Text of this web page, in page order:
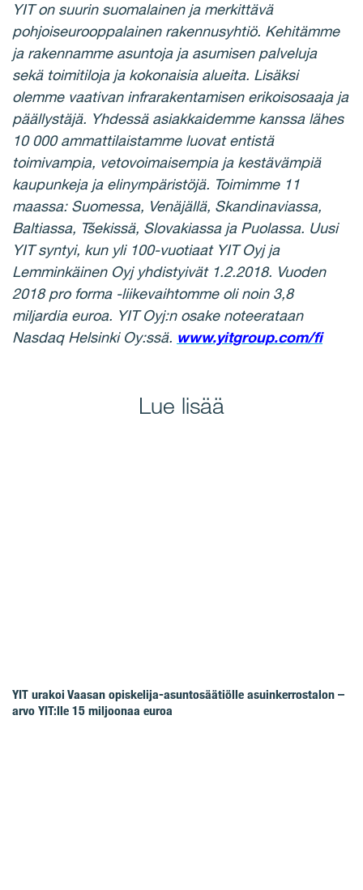
YIT on suurin suomalainen ja merkittävä
pohjoiseurooppalainen rakennusyhtiö. Kehitämme
ja rakennamme asuntoja ja asumisen palveluja
sekätoimitiloja ja kokonaisia alueita. Lisäksi
olemme vaativan infrarakentamisen erikoisosaaja ja
päällystäjä. Yhdessäasiakkaidemme kanssa lähes
10 000 ammattilaistamme luovat entistä
toimivampia, vetovoimaisempia ja kestävämpiä
kaupunkeja ja elinympäristöjä. Toimimme 11
maassa: Suomessa, Venäjällä, Skandinaviassa,
Baltiassa, Tšekissä, Slovakiassa ja Puolassa. Uusi
YIT syntyi, kun yli 100-vuotiaat YIT Oyj ja
Lemminkäinen Oyj yhdistyivät 1.2.2018. Vuoden
2018 pro forma -liikevaihtomme oli noin 3,8
miljardia euroa. YIT Oyj:n osake noteerataan
Nasdaq Helsinki Oy:ssä. www.yitgroup.com/fi
Lue lisää
YIT urakoi Vaasan opiskelija-asuntosäätiölle asuinkerrostalon –
arvo YIT:lle 15 miljoonaa euroa